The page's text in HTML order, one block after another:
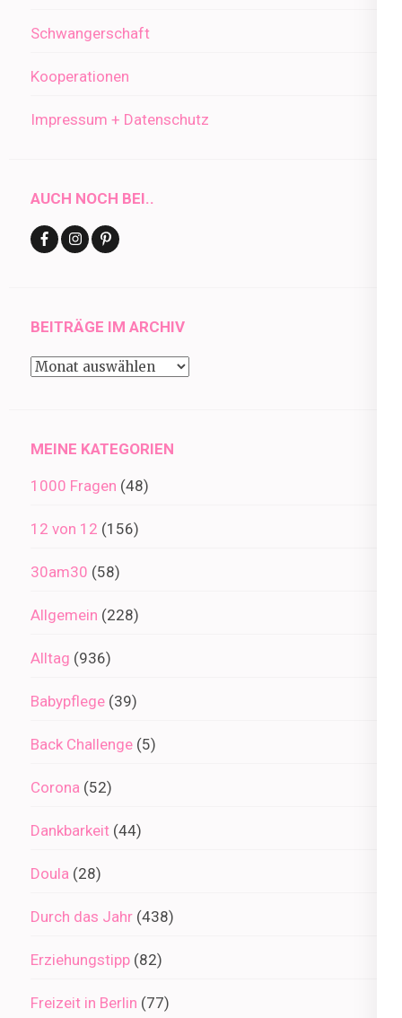
Schwangerschaft
Kooperationen
Impressum + Datenschutz
AUCH NOCH BEI..
BEITRÄGE IM ARCHIV
Beiträge
MEINE KATEGORIEN
1000 Fragen (48)
12 von 12 (156)
30am30 (58)
Allgemein (228)
Alltag (936)
Babypflege (39)
Back Challenge (5)
Corona (52)
Dankbarkeit (44)
Doula (28)
Durch das Jahr (438)
Erziehungstipp (82)
Freizeit in Berlin (77)